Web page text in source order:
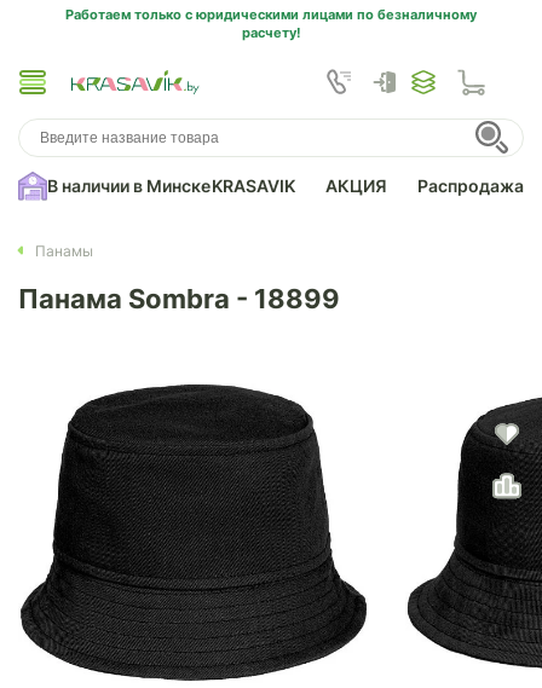
Работаем только с юридическими лицами по безналичному
расчету!
В наличии в МинскеKRASAVIK АКЦИЯ Распродажа
Панамы
Панама Sombra - 18899